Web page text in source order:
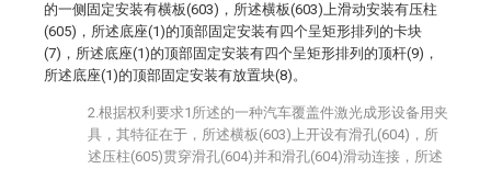
的一侧固定安装有横板(603)，所述横板(603)上滑动安装有压柱
(605)，所述底座(1)的顶部固定安装有四个呈矩形排列的卡块
(7)，所述底座(1)的顶部固定安装有四个呈矩形排列的顶杆(9)，
所述底座(1)的顶部固定安装有放置块(8)。
2.根据权利要求1所述的一种汽车覆盖件激光成形设备用夹
具，其特征在于，所述横板(603)上开设有滑孔(604)，所
述压柱(605)贯穿滑孔(604)并和滑孔(604)滑动连接，所述